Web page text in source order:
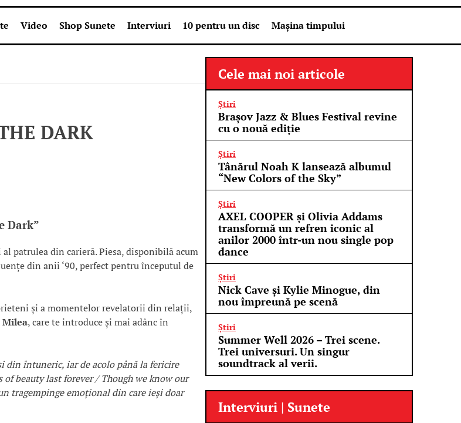
Video Shop Sunete Interviuri 10 pentru un disc Mașina timpului
DARK
Dark”
patrulea din carieră. Piesa, disponibilă acum
din anii ‘90, perfect pentru începutul de
și a momentelor revelatorii din relații,
Milea, care te introduce și mai adânc în
din întuneric, iar de acolo până la fericire
beauty last forever / Though we know our
tragempinge emoțional din care ieși doar
Cele mai noi articole
Brașov Jazz & Blues Festival revine
cu o nouă ediție
Știri
Tânărul Noah K lansează albumul
“New Colors of the Sky”
Știri
AXEL COOPER și Olivia Addams
transformă un refren iconic al
anilor 2000 într-un nou single pop
dance
Știri
Nick Cave și Kylie Minogue, din
nou împreună pe scenă
Știri
Summer Well 2026 – Trei scene.
Trei universuri. Un singur
soundtrack al verii.
Știri
Interviuri | Sunete